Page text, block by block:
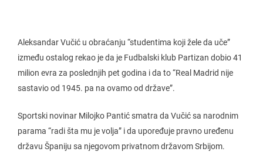
Aleksandar Vučić u obraćanju “studentima koji žele da uče”
između ostalog rekao je da je Fudbalski klub Partizan dobio 41
milion evra za poslednjih pet godina i da to “Real Madrid nije
sastavio od 1945. pa na ovamo od države”.
Sportski novinar Milojko Pantić smatra da Vučić sa narodnim
parama “radi šta mu je volja” i da upoređuje pravno uređenu
državu Španiju sa njegovom privatnom državom Srbijom.